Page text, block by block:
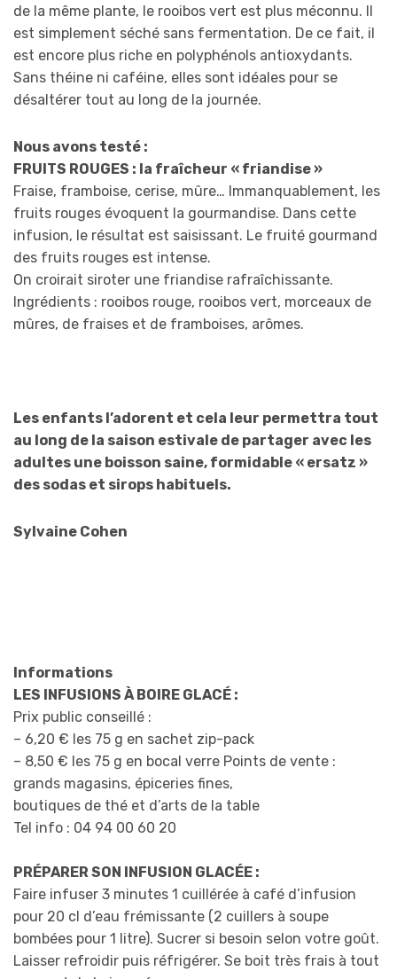
de la même plante, le rooibos vert est plus méconnu. Il
est simplement séché sans fermentation. De ce fait, il
est encore plus riche en polyphénols antioxydants.
Sans théine ni caféine, elles sont idéales pour se
désaltérer tout au long de la journée.
Nous avons testé :
FRUITS ROUGES : la fraîcheur « friandise »
Fraise, framboise, cerise, mûre… Immanquablement, les
fruits rouges évoquent la gourmandise. Dans cette
infusion, le résultat est saisissant. Le fruité gourmand
des fruits rouges est intense.
On croirait siroter une friandise rafraîchissante.
Ingrédients : rooibos rouge, rooibos vert, morceaux de
mûres, de fraises et de framboises, arômes.
Les enfants l’adorent et cela leur permettra tout
au long de la saison estivale de partager avec les
adultes une boisson saine, formidable « ersatz »
des sodas et sirops habituels.
Sylvaine Cohen
Informations
LES INFUSIONS À BOIRE GLACÉ :
Prix public conseillé :
– 6,20 € les 75 g en sachet zip-pack
– 8,50 € les 75 g en bocal verre Points de vente :
grands magasins, épiceries fines,
boutiques de thé et d’arts de la table
Tel info : 04 94 00 60 20
PRÉPARER SON INFUSION GLACÉE :
Faire infuser 3 minutes 1 cuillérée à café d’infusion
pour 20 cl d’eau frémissante (2 cuillers à soupe
bombées pour 1 litre). Sucrer si besoin selon votre goût.
Laisser refroidir puis réfrigérer. Se boit très frais à tout